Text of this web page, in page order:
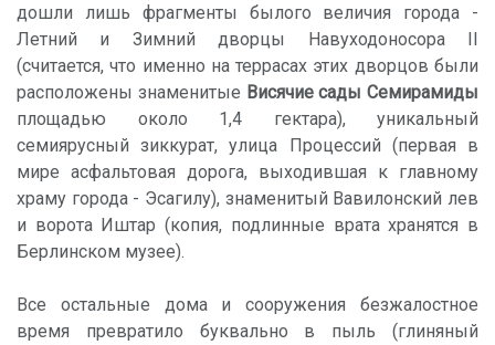
дошли лишь фрагменты былого величия города -
Летний и Зимний дворцы Навуходоносора II
(считается, что именно на террасах этих дворцов были
расположены знаменитые Висячие сады Семирамиды
площадью около 1,4 гектара), уникальный
семиярусный зиккурат, улица Процессий (первая в
мире асфальтовая дорога, выходившая к главному
храму города - Эсагилу), знаменитый Вавилонский лев
и ворота Иштар (копия, подлинные врата хранятся в
Берлинском музее).
Все остальные дома и сооружения безжалостное
время превратило буквально в пыль (глиняный